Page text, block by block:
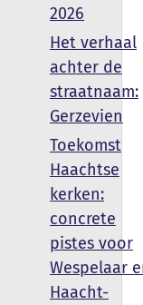
2026
Het verhaal
achter de
straatnaam:
Gerzevien
Toekomst
Haachtse
kerken:
concrete
pistes voor
Wespelaar
Haacht-